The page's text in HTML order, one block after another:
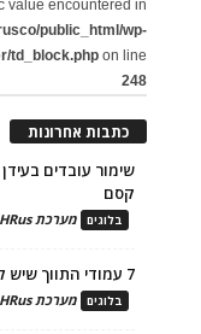
value encountered in
public_html/wp-
td_block.php on line
248
כתבות אחרונות
קסם
בלוגים מערכת HRus
7 עמודי התווך שיש להציב בבסיס תהליך הגיוס ומיתוג המעסיק
בלוגים מערכת HRus